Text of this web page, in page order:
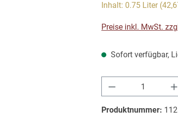
Inhalt: 0.75 Liter
Preise inkl. MwSt.
Sofort verfügbar,
Produkt
Produktnummer: